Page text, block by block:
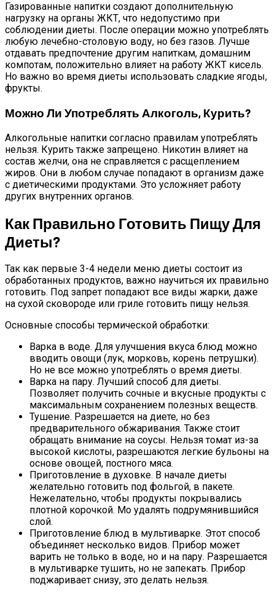
Газированные напитки создают дополнительную
нагрузку на органы ЖКТ, что недопустимо при
соблюдении диеты. После операции можно употреблять
любую лечебно-столовую воду, но без газов. Лучше
отдавать предпочтение другим напиткам, домашним
компотам, положительно влияет на работу ЖКТ кисель.
Но важно во время диеты использовать сладкие ягоды,
фрукты.
Можно Ли Употреблять Алкоголь, Курить?
Алкогольные напитки согласно правилам употреблять
нельзя. Курить также запрещено. Никотин влияет на
состав желчи, она не справляется с расщеплением
жиров. Они в любом случае попадают в организм даже
с диетическими продуктами. Это усложняет работу
других внутренних органов.
Как Правильно Готовить Пищу Для
Диеты?
Так как первые 3-4 недели меню диеты состоит из
обработанных продуктов, важно научиться их правильно
готовить. Под запрет попадают все виды жарки, даже
на сухой сковороде или гриле готовить пищу нельзя.
Основные способы термической обработки:
Варка в воде. Для улучшения вкуса блюд можно
вводить овощи (лук, морковь, корень петрушки).
Но не все можно употреблять о время диеты.
Варка на пару. Лучший способ для диеты.
Позволяет получить сочные и вкусные продукты с
максимальным сохранением полезных веществ.
Тушение. Разрешается на диете, но без
предварительного обжаривания. Также стоит
обращать внимание на соусы. Нельзя томат из-за
высокой кислоты, разрешаются легкие бульоны на
основе овощей, постного мяса.
Приготовление в духовке. В начале диеты
желательно готовить под фольгой, в пакете.
Нежелательно, чтобы продукты покрывались
плотной корочкой. Мо удалять подрумянившийся
слой.
Приготовление блюд в мультиварке. Этот способ
объединяет несколько видов. Прибор может
варить не только в воде, но и на пару. Разрешается
в мультиварке тушить, но не запекать. Прибор
поджаривает снизу, это делать нельзя.